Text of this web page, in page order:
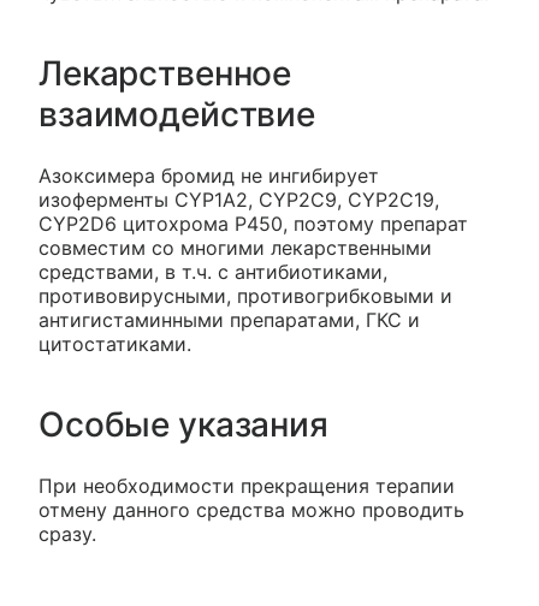
Лекарственное
взаимодействие
Азоксимера бромид не ингибирует
изоферменты CYP1A2, CYP2C9, CYP2C19,
CYP2D6 цитохрома Р450, поэтому препарат
совместим со многими лекарственными
средствами, в т.ч. с антибиотиками,
противовирусными, противогрибковыми и
антигистаминными препаратами, ГКС и
цитостатиками.
Особые указания
При необходимости прекращения терапии
отмену данного средства можно проводить
сразу.